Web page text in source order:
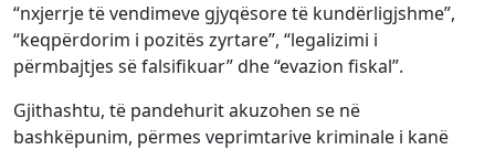
“nxjerrje të vendimeve gjyqësore të kundërligjshme”,
“keqpërdorim i pozitës zyrtare”, “legalizimi i
përmbajtjes së falsifikuar” dhe “evazion fiskal”.
Gjithashtu, të pandehurit akuzohen se në
bashkëpunim, përmes veprimtarive kriminale i kanë